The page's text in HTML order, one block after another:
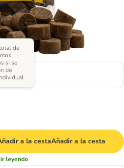
de
si se
de
a la cestaAñadir a la cesta
leyendo